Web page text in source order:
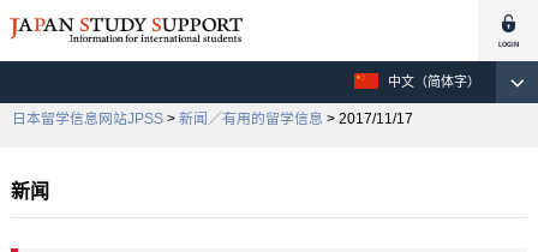
中文（简体字）
日本留学信息网站JPSS > 新闻／有用的留学信息 > 2017/11/17
新闻